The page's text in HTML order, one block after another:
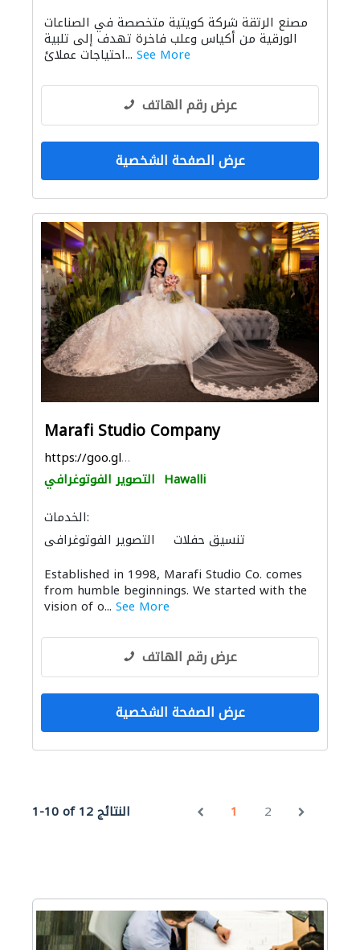
خدمات الطباعة
مصنع الرتقة شركة كويتية متخصصة في الصناعات
الورقية من أكياس وعلب فاخرة تهدف إلى تلبية
احتياجات عملائ... See More
عرض رقم الهاتف
عرض الصفحة الشخصية
Marafi Studio Company
https://goo.gl/maps/wdt3mKUdTk4ZXcHw6
التصوير الفوتوغرافي Hawalli
الخدمات:
التصوير الفوتوغرافي
تنسيق حفلات
Established in 1998, Marafi Studio Co. comes
from humble beginnings. We started with the
vision of o... See More
عرض رقم الهاتف
عرض الصفحة الشخصية
1-10 of 12 النتائج 1 2